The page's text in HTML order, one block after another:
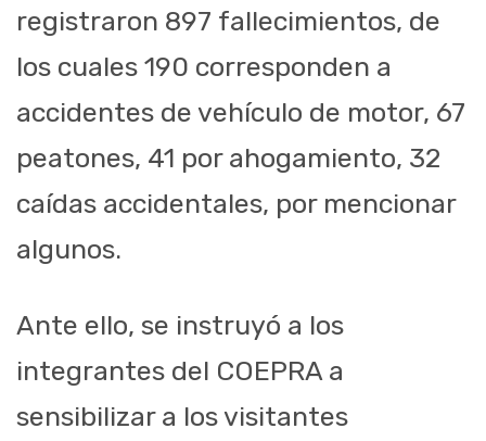
registraron 897 fallecimientos, de
los cuales 190 corresponden a
accidentes de vehículo de motor, 67
peatones, 41 por ahogamiento, 32
caídas accidentales, por mencionar
algunos.
Ante ello, se instruyó a los
integrantes del COEPRA a
sensibilizar a los visitantes